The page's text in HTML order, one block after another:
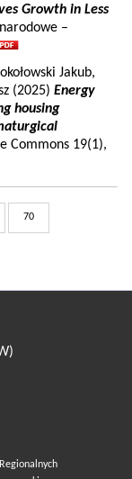
Growth in Less
–
Jakub,
(2025) Energy
housing
Commons 19(1),
70